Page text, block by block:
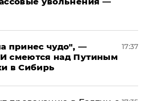
принес чудо", —
смеются над Путиным
в Сибирь
17:37